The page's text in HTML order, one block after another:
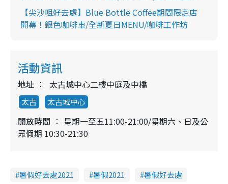
【尖沙咀好去處】Blue Bottle Coffee期間限定店
開幕！銀色咖啡車/全新夏日MENU/咖啡工作坊
活動資訊
地址 太古城中心二樓中庭及中橋
太古 太古城中心
開放時間
星期一至五11:00-21:00/星期六、日及公
眾假期 10:30-21:30
暑假好去處2021 暑假2021
暑假好去處